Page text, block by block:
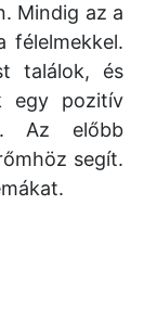
Mindig az a
félelmekkel.
találok, és
egy pozitív
Az előbb
segít.